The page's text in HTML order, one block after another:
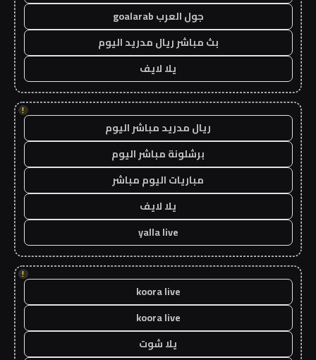
جول العرب goalarab
بث مباشر ريال مدريد اليوم
يلا لايف
!
ريال مدريد مباشر اليوم
برشلونة مباشر اليوم
مباريات اليوم مباشر
يلا لايف
yalla live
!
koora live
koora live
يلا شوت